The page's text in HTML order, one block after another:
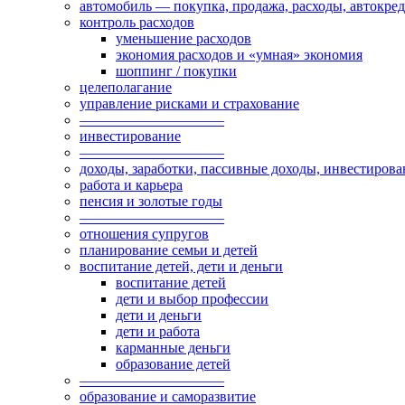
автомобиль — покупка, продажа, расходы,
контроль расходов
уменьшение расходов
экономия расходов и «умная» экономия
шоппинг / покупки
целеполагание
управление рисками и страхование
——————————
инвестирование
——————————
доходы, заработки, пассивные доходы,
работа и карьера
пенсия и золотые годы
——————————
отношения супругов
планирование семьи и детей
воспитание детей, дети и деньги
воспитание детей
дети и выбор профессии
дети и деньги
дети и работа
карманные деньги
образование детей
——————————
образование и саморазвитие